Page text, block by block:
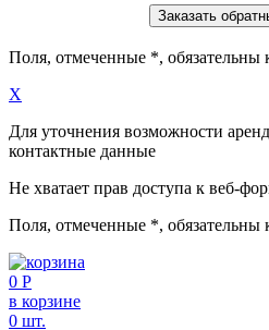
Поля, отмеченные *,
X
Для уточнения возможности
контактные данные
Не хватает прав доступа к веб-
Поля, отмеченные *,
0 Р
в корзине
0 шт.